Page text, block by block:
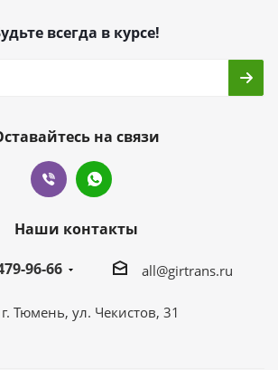
всегда в курсе!
на связи
Наши контакты
96-66
all@girtrans.ru
г. Тюмень, ул. Чекистов, 31